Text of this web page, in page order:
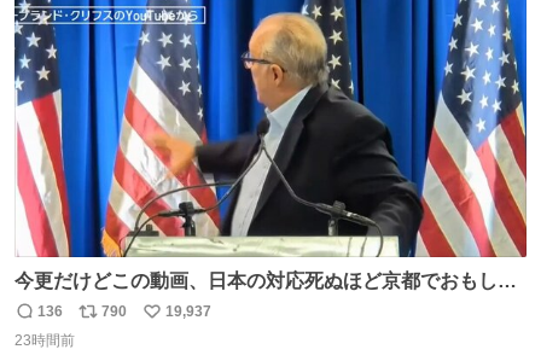
ト
数
今更だけどこの動画、日本の対応死ぬほど京都でおもしろ
い。 なんなら敬語で丁寧に煽りまくってるの好き。笑
返
信
136
リ
790
い
19,937
23時間前